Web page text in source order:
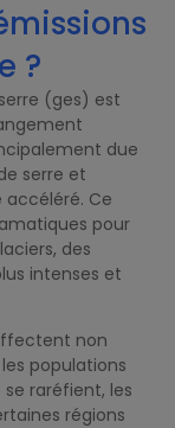
?
(ges) est
due
serre et
Ce
pour
des
intenses et
non
populations
raréfient, les
régions